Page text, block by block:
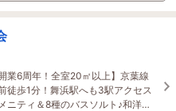
業6周年！全室20㎡以上】京葉線
徒歩1分！舞浜駅へも3駅アクセス
ニティ＆8種のバスソルト♪和洋室